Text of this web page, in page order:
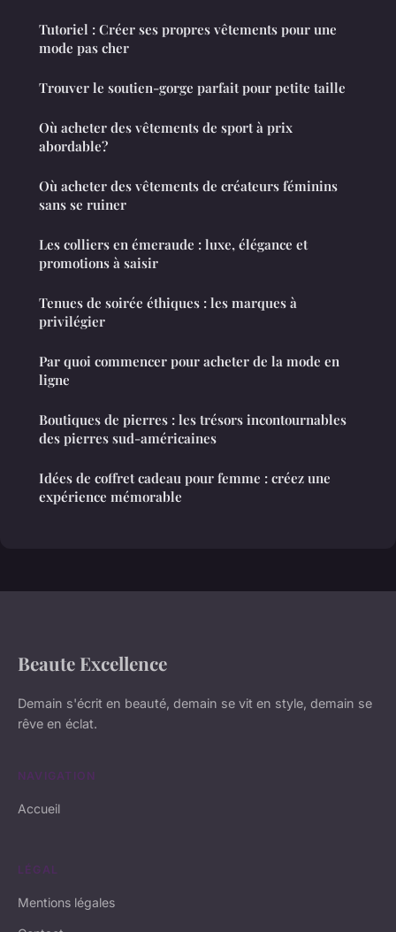
Tutoriel : Créer ses propres vêtements pour une
mode pas cher
Trouver le soutien-gorge parfait pour petite taille
Où acheter des vêtements de sport à prix
abordable?
Où acheter des vêtements de créateurs féminins
sans se ruiner
Les colliers en émeraude : luxe, élégance et
promotions à saisir
Tenues de soirée éthiques : les marques à
privilégier
Par quoi commencer pour acheter de la mode en
ligne
Boutiques de pierres : les trésors incontournables
des pierres sud-américaines
Idées de coffret cadeau pour femme : créez une
expérience mémorable
Beaute Excellence
Demain s'écrit en beauté, demain se vit en style, demain se
rêve en éclat.
NAVIGATION
Accueil
LÉGAL
Mentions légales